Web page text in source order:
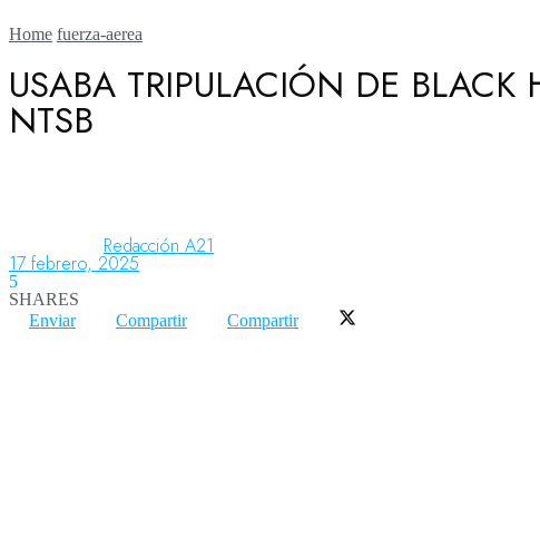
Aerolíneas
Aeropuertos
Home fuerza-aerea
USABA TRIPULACIÓN DE
NTSB
Redacción A21
17 febrero, 2025
5
SHARES
Enviar
Compartir Compartir